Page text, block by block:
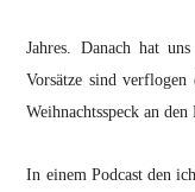
Jahres. Danach hat
Vorsätze sind
Weihnachtsspeck an
In einem Podcast den